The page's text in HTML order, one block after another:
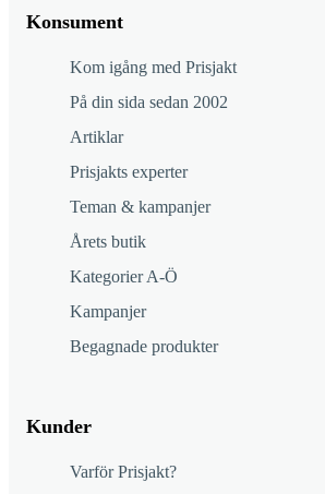
Konsument
Kom igång med Prisjakt
På din sida sedan 2002
Artiklar
Prisjakts experter
Teman & kampanjer
Årets butik
Kategorier A-Ö
Kampanjer
Begagnade produkter
Kunder
Varför Prisjakt?